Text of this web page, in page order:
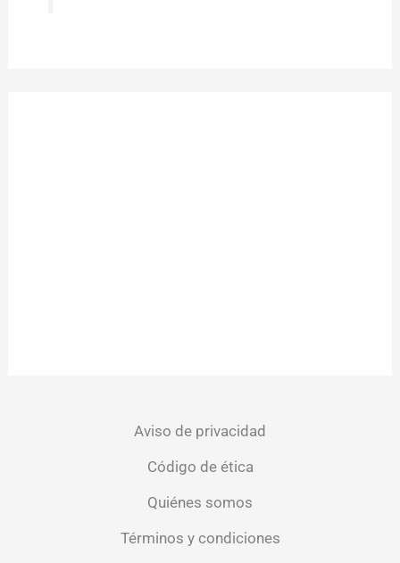
Aviso de privacidad
Código de ética
Quiénes somos
Términos y condiciones